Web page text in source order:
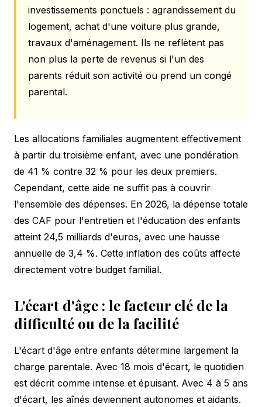
investissements ponctuels : agrandissement du
logement, achat d'une voiture plus grande,
travaux d'aménagement. Ils ne reflètent pas
non plus la perte de revenus si l'un des
parents réduit son activité ou prend un congé
parental.
Les allocations familiales augmentent effectivement
à partir du troisième enfant, avec une pondération
de 41 % contre 32 % pour les deux premiers.
Cependant, cette aide ne suffit pas à couvrir
l'ensemble des dépenses. En 2026, la dépense totale
des CAF pour l'entretien et l'éducation des enfants
atteint 24,5 milliards d'euros, avec une hausse
annuelle de 3,4 %. Cette inflation des coûts affecte
directement votre budget familial.
L'écart d'âge : le facteur clé de la
difficulté ou de la facilité
L'écart d'âge entre enfants détermine largement la
charge parentale. Avec 18 mois d'écart, le quotidien
est décrit comme intense et épuisant. Avec 4 à 5 ans
d'écart, les aînés deviennent autonomes et aidants.